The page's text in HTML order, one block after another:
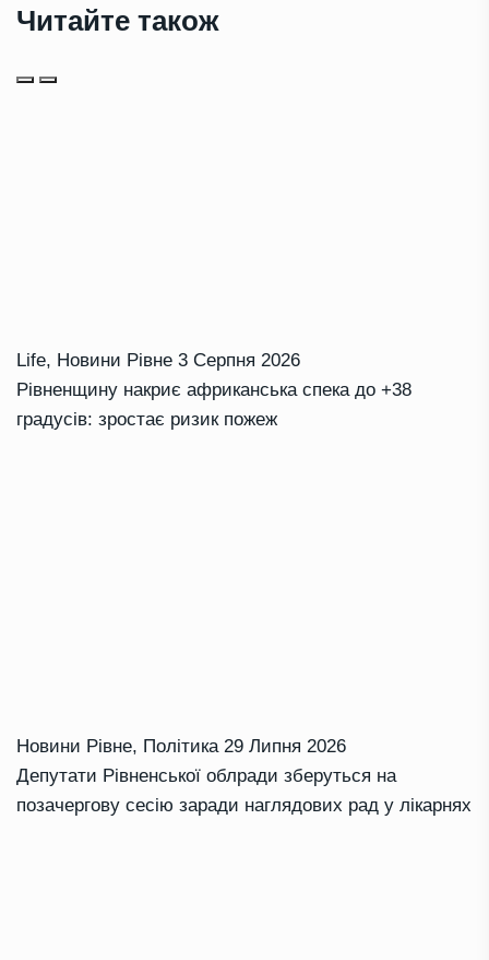
Читайте також
Life, Новини Рівне 3 Серпня 2026
Рівненщину накриє африканська спека до +38
градусів: зростає ризик пожеж
Новини Рівне, Політика 29 Липня 2026
Депутати Рівненської облради зберуться на
позачергову сесію заради наглядових рад у лікарнях